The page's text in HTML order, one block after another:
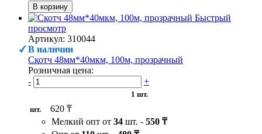
В корзину
Быстрый
просмотр
Артикул: 310044
В наличии
Скотч 48мм*40мкм, 100м, прозрачный
Розничная цена:
-
+
1 шт.
шт.
620 ₸
Мелкий опт от 34 шт. - 550 ₸